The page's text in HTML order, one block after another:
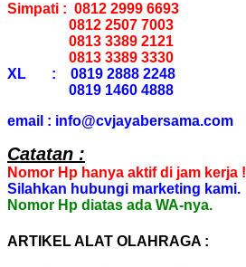
Simpati : 0812 2999 6693
0812 2507 7003
0813 3389 2121
0813 3389 3330
XL : 0819 2888 2248
0819 1460 4888
email : info@cvjayabersama.com
Catatan :
Nomor Hp hanya aktif di jam kerja !
Silahkan hubungi marketing kami.
Nomor Hp diatas ada WA-nya.
ARTIKEL ALAT OLAHRAGA :